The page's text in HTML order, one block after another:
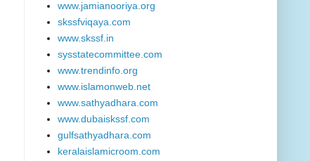
www.jamianooriya.org
skssfviqaya.com
www.skssf.in
sysstatecommittee.com
www.trendinfo.org
www.islamonweb.net
www.sathyadhara.com
www.dubaiskssf.com
gulfsathyadhara.com
keralaislamicroom.com